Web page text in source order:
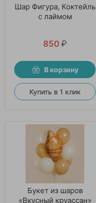
Шар Фигура, Коктейль
с лаймом
850 ₽
В корзину
Купить в 1 клик
Букет из шаров
«Вкусный круассан»